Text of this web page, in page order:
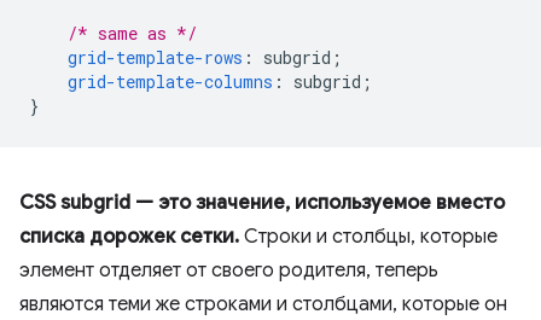
/* same as */
grid-template-rows : subgrid ;
grid-template-columns : subgrid ;
}
CSS subgrid — это значение, используемое вместо
списка дорожек сетки. Строки и столбцы, которые
элемент отделяет от своего родителя, теперь
являются теми же строками и столбцами, которые он